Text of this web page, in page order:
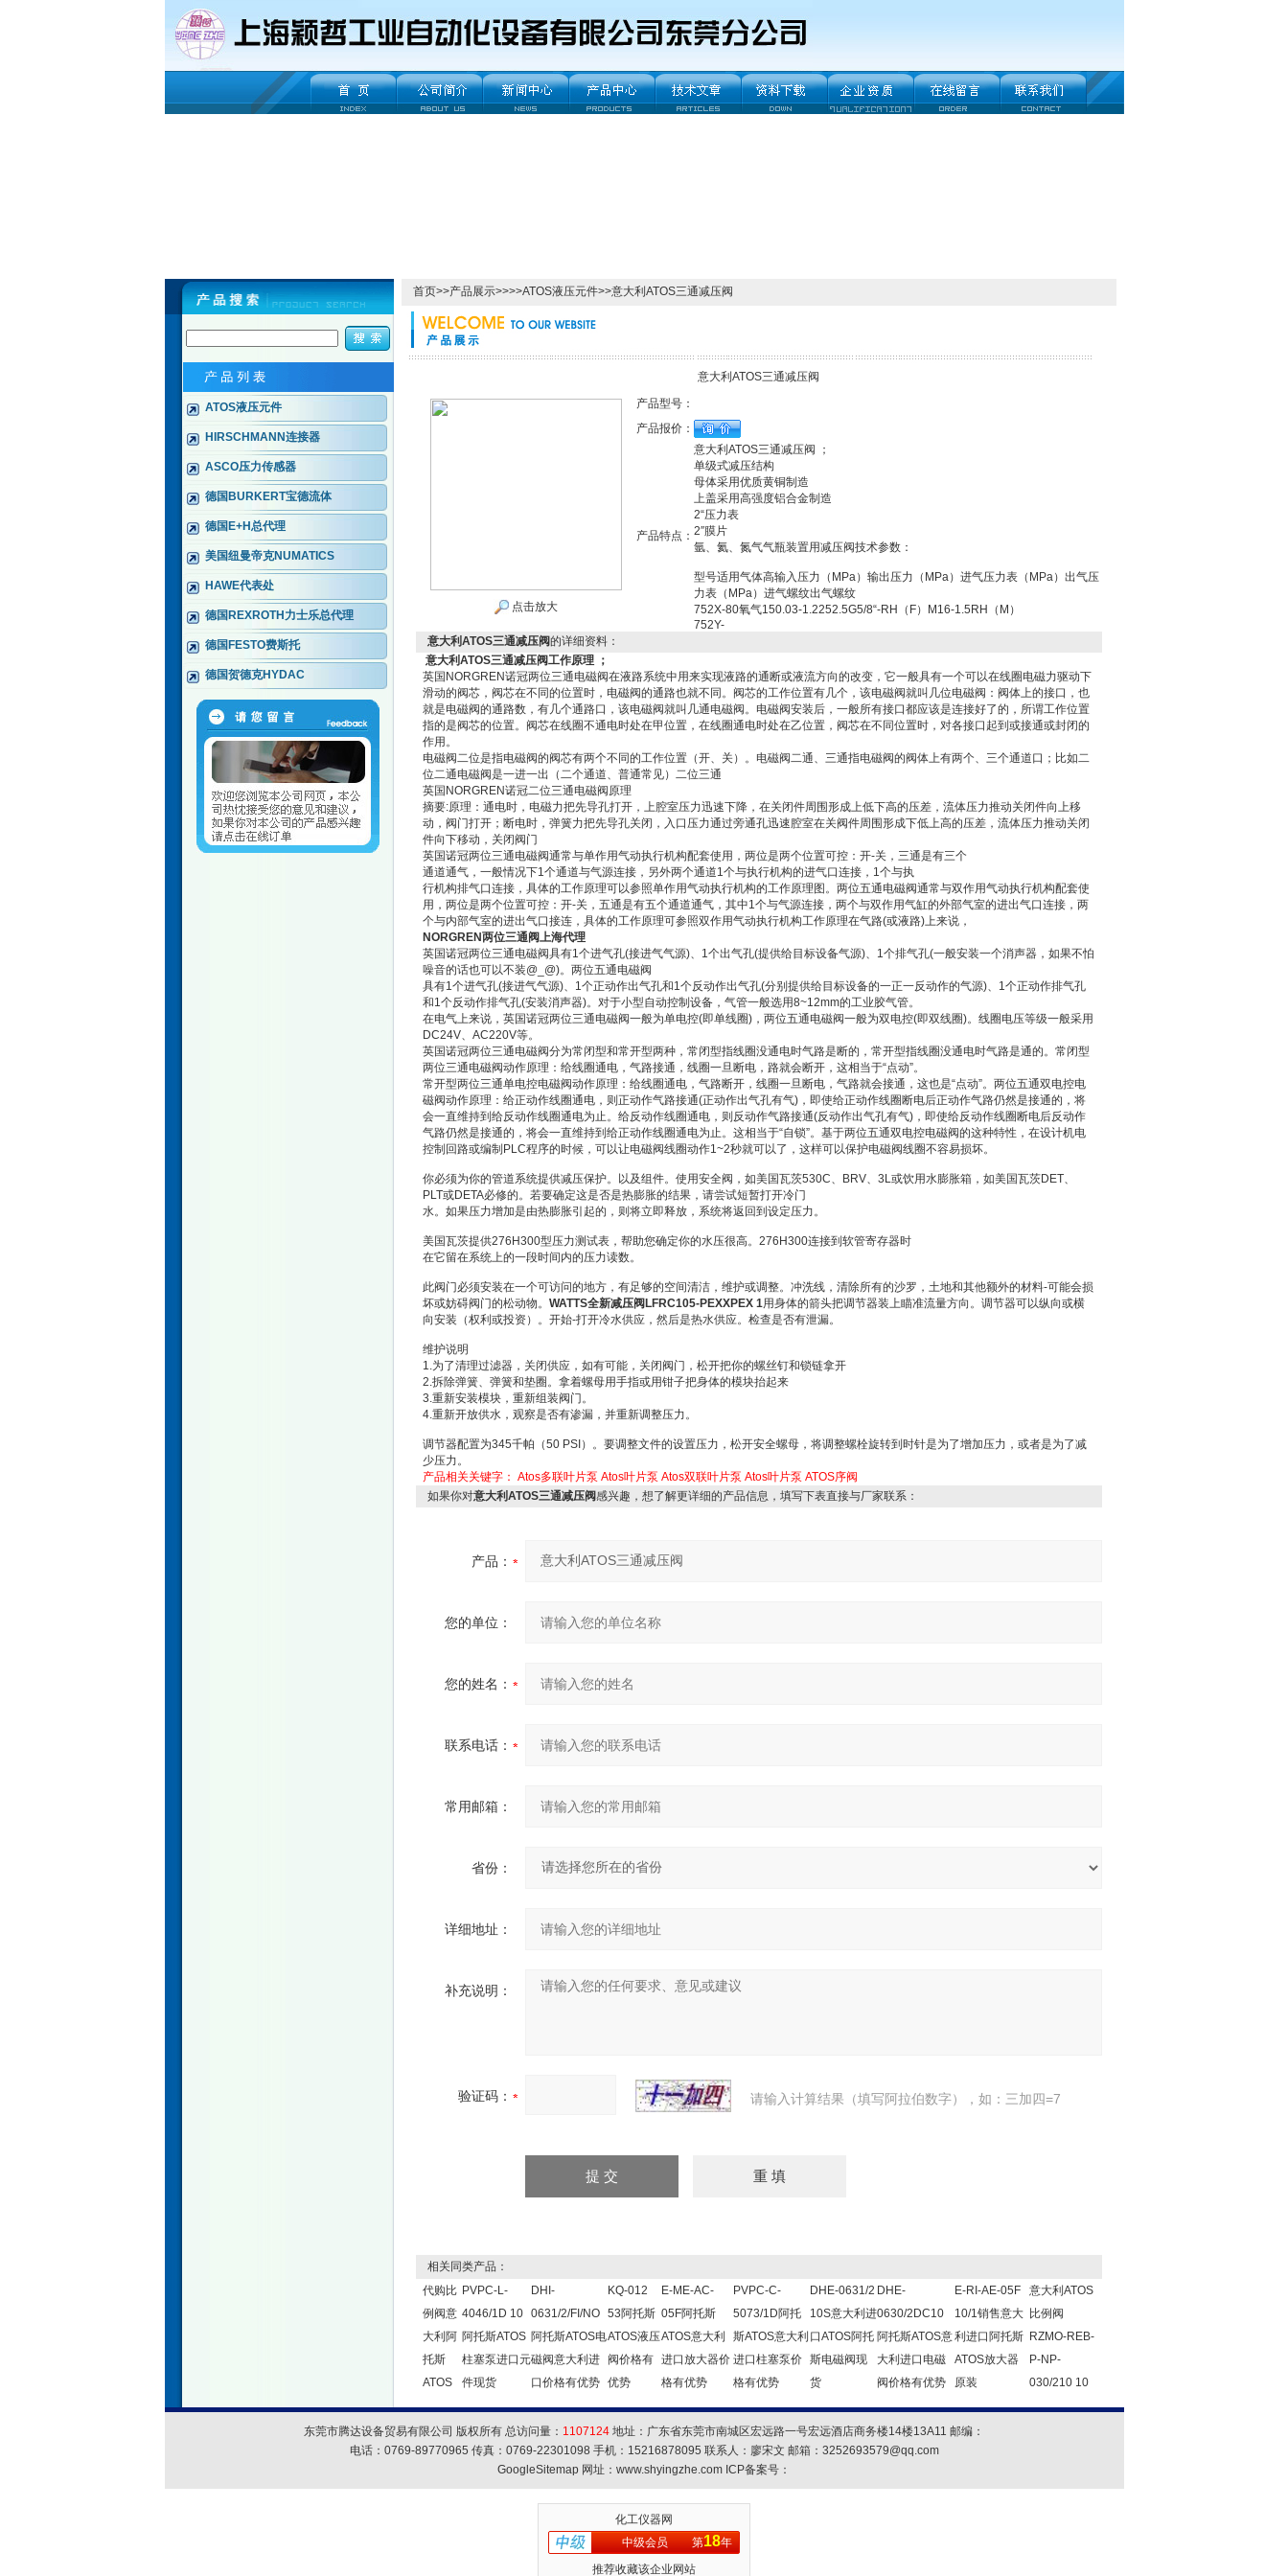
ATOS液压元件
HIRSCHMANN连接器
ASCO压力传感器
德国BURKERT宝德流体
德国E+H总代理
美国纽曼帝克NUMATICS
HAWE代表处
德国REXROTH力士乐总代理
德国FESTO费斯托
德国贺德克HYDAC
首页>>产品展示>>>>ATOS液压元件>>意大利ATOS三通减压阀
意大利ATOS三通减压阀
点击放大
产品型号：
产品报价：
产品特点：
意大利ATOS三通减压阀 ；
单级式减压结构
母体采用优质黄铜制造
上盖采用高强度铝合金制造
2“压力表
2″膜片
氩、氦、氮气气瓶装置用减压阀技术参数：
型号适用气体高输入压力（MPa）输出压力（MPa）进气压力表（MPa）出气压
力表（MPa）进气螺纹出气螺纹
752X-80氧气150.03-1.2252.5G5/8“-RH（F）M16-1.5RH（M）
752Y-
意大利ATOS三通减压阀的详细资料：
意大利ATOS三通减压阀工作原理​ ；
英国NORGREN诺冠两位三通电磁阀在液路系统中用来实现液路的通断或液流方向的改变，它一般具有一个可以在线圈电磁力驱动下
滑动的阀芯，阀芯在不同的位置时，电磁阀的通路也就不同。阀芯的工作位置有几个，该电磁阀就叫几位电磁阀：阀体上的接口，也
就是电磁阀的通路数，有几个通路口，该电磁阀就叫几通电磁阀。电磁阀安装后，一般所有接口都应该是连接好了的，所谓工作位置
指的是阀芯的位置。阀芯在线圈不通电时处在甲位置，在线圈通电时处在乙位置，阀芯在不同位置时，对各接口起到或接通或封闭的
作用。
电磁阀二位是指电磁阀的阀芯有两个不同的工作位置（开、关）。电磁阀二通、三通指电磁阀的阀体上有两个、三个通道口；比如二
位二通电磁阀是一进一出（二个通道、普通常见）二位三通
英国NORGREN诺冠二位三通电磁阀原理
摘要:原理：通电时，电磁力把先导孔打开，上腔室压力迅速下降，在关闭件周围形成上低下高的压差，流体压力推动关闭件向上移
动，阀门打开；断电时，弹簧力把先导孔关闭，入口压力通过旁通孔迅速腔室在关阀件周围形成下低上高的压差，流体压力推动关闭
件向下移动，关闭阀门
英国诺冠两位三通电磁阀通常与单作用气动执行机构配套使用，两位是两个位置可控：开-关，三通是有三个
通道通气，一般情况下1个通道与气源连接，另外两个通道1个与执行机构的进气口连接，1个与执
行机构排气口连接，具体的工作原理可以参照单作用气动执行机构的工作原理图。两位五通电磁阀通常与双作用气动执行机构配套使
用，两位是两个位置可控：开-关，五通是有五个通道通气，其中1个与气源连接，两个与双作用气缸的外部气室的进出气口连接，两
个与内部气室的进出气口接连，具体的工作原理可参照双作用气动执行机构工作原理在气路(或液路)上来说，
NORGREN两位三通阀上海代理
英国诺冠两位三通电磁阀具有1个进气孔(接进气气源)、1个出气孔(提供给目标设备气源)、1个排气孔(一般安装一个消声器，如果不怕
噪音的话也可以不装@_@)。两位五通电磁阀
具有1个进气孔(接进气气源)、1个正动作出气孔和1个反动作出气孔(分别提供给目标设备的一正一反动作的气源)、1个正动作排气孔
和1个反动作排气孔(安装消声器)。对于小型自动控制设备，气管一般选用8~12mm的工业胶气管。
在电气上来说，英国诺冠两位三通电磁阀一般为单电控(即单线圈)，两位五通电磁阀一般为双电控(即双线圈)。线圈电压等级一般采用
DC24V、AC220V等。
英国诺冠两位三通电磁阀分为常闭型和常开型两种，常闭型指线圈没通电时气路是断的，常开型指线圈没通电时气路是通的。常闭型
两位三通电磁阀动作原理：给线圈通电，气路接通，线圈一旦断电，路就会断开，这相当于“点动”。
常开型两位三通单电控电磁阀动作原理：给线圈通电，气路断开，线圈一旦断电，气路就会接通，这也是“点动”。两位五通双电控电
磁阀动作原理：给正动作线圈通电，则正动作气路接通(正动作出气孔有气)，即使给正动作线圈断电后正动作气路仍然是接通的，将
会一直维持到给反动作线圈通电为止。给反动作线圈通电，则反动作气路接通(反动作出气孔有气)，即使给反动作线圈断电后反动作
气路仍然是接通的，将会一直维持到给正动作线圈通电为止。这相当于“自锁”。基于两位五通双电控电磁阀的这种特性，在设计机电
控制回路或编制PLC程序的时候，可以让电磁阀线圈动作1~2秒就可以了，这样可以保护电磁阀线圈不容易损坏。
你必须为你的管道系统提供减压保护。以及组件。使用安全阀，如美国瓦茨530C、BRV、3L或饮用水膨胀箱，如美国瓦茨DET、
PLT或DETA必修的。若要确定这是否是热膨胀的结果，请尝试短暂打开冷门
水。如果压力增加是由热膨胀引起的，则将立即释放，系统将返回到设定压力。
美国瓦茨提供276H300型压力测试表，帮助您确定你的水压很高。276H300连接到软管寄存器时
在它留在系统上的一段时间内的压力读数。
此阀门必须安装在一个可访问的地方，有足够的空间清洁，维护或调整。冲洗线，清除所有的沙罗，土地和其他额外的材料-可能会损
坏或妨碍阀门的松动物。 WATTS全新减压阀LFRC105-PEXXPEX 1用身体的箭头把调节器装上瞄准流量方向。调节器可以纵向或横
向安装（权利或投资）。开始-打开冷水供应，然后是热水供应。检查是否有泄漏。
维护说明
1.为了清理过滤器，关闭供应，如有可能，关闭阀门，松开把你的螺丝钉和锁链拿开
2.拆除弹簧、弹簧和垫圈。拿着螺母用手指或用钳子把身体的模块抬起来
3.重新安装模块，重新组装阀门。
4.重新开放供水，观察是否有渗漏，并重新调整压力。
调节器配置为345千帕（50 PSI）。要调整文件的设置压力，松开安全螺母，将调整螺栓旋转到时针是为了增加压力，或者是为了减
少压力。
产品相关关键字： Atos多联叶片泵 Atos叶片泵 Atos双联叶片泵 Atos叶片泵 ATOS序阀
如果你对意大利ATOS三通减压阀感兴趣，想了解更详细的产品信息，填写下表直接与厂家联系：
产品：
您的单位：
您的姓名：
联系电话：
常用邮箱：
省份：
详细地址：
补充说明：
验证码： 请输入计算结果（填写阿拉伯数字），如：三加四=7
相关同类产品：
代购比
例阀意
大利阿
托斯
ATOS
PVPC-L-
4046/1D 10
阿托斯ATOS
柱塞泵进口元
件现货
DHI-
0631/2/FI/NO
阿托斯ATOS电
磁阀意大利进
口价格有优势
KQ-012
53阿托斯
ATOS液压
阀价格有
优势
E-ME-AC-
05F阿托斯
ATOS意大利
进口放大器价
格有优势
PVPC-C-
5073/1D阿托
斯ATOS意大利
进口柱塞泵价
格有优势
DHE-0631/2
10S意大利进
口ATOS阿托
斯电磁阀现
货
DHE-
0630/2DC10
阿托斯ATOS意
大利进口电磁
阀价格有优势
E-RI-AE-05F
10/1销售意大
利进口阿托斯
ATOS放大器
原装
意大利ATOS
比例阀
RZMO-REB-
P-NP-
030/210 10
东莞市腾达设备贸易有限公司 版权所有 总访问量： 1107124 地址：广东省东莞市南城区宏远路一号宏远酒店商务楼14楼13A11 邮编：
电话：0769-89770965 传真：0769-22301098 手机：15216878095 联系人：廖宋文 邮箱： 3252693579@qq.com
GoogleSitemap 网址：www.shyingzhe.com ICP备案号：
化工仪器网
中级会员
第18年
推荐收藏该企业网站